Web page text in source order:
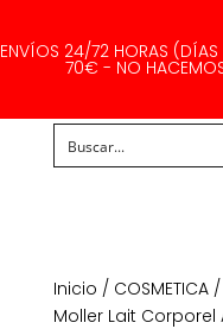
ENVÍOS 24/72 HORAS (DÍAS
70€ - NO HACEMOS
Inicio / COSMETICA/
Moller Lait Corporel